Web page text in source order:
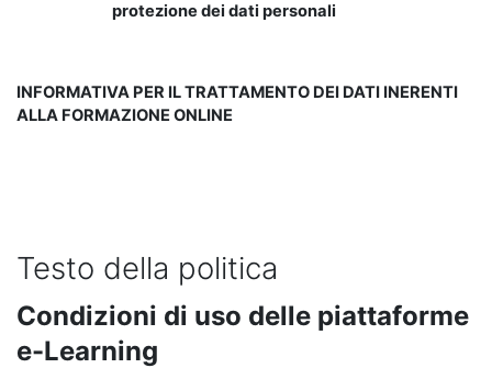
protezione dei dati personali
INFORMATIVA PER IL TRATTAMENTO DEI DATI INERENTI
ALLA FORMAZIONE ONLINE
Testo della politica
Condizioni di uso delle piattaforme
e-Learning